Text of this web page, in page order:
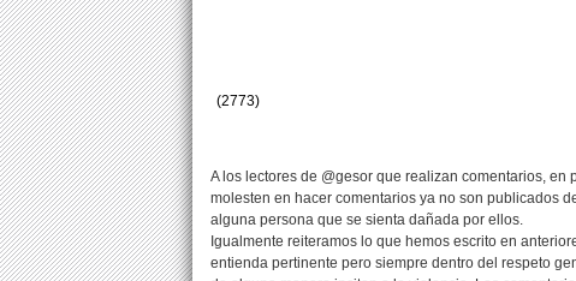
(2773)
A los lectores de @gesor que realizan comentarios,
molesten en hacer comentarios ya no son publicados
alguna persona que se sienta dañada por ellos.
Igualmente reiteramos lo que hemos escrito en
entienda pertinente pero siempre dentro del respeto